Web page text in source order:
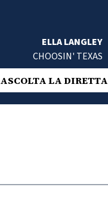
ELLA LANGLEY
CHOOSIN' TEXAS
ASCOLTA LA DIRETTA